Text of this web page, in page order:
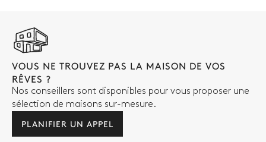
VOUS NE TROUVEZ PAS LA MAISON DE VOS
RÊVES ?
Nos conseillers sont disponibles pour vous proposer une
sélection de maisons sur-mesure.
PLANIFIER UN APPEL